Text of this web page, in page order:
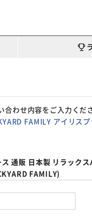
合わせ内容をご入力くだ
FAMILY アイリス
通販 日本製 リラック
FAMILY)